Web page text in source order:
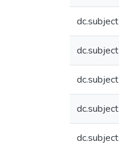
dc.subject
dc.subject
dc.subject
dc.subject
dc.subject